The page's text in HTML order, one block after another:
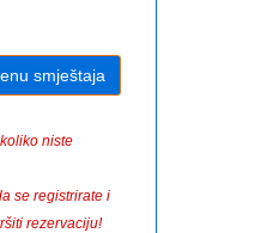
niste
se registrirate i
rezervaciju!